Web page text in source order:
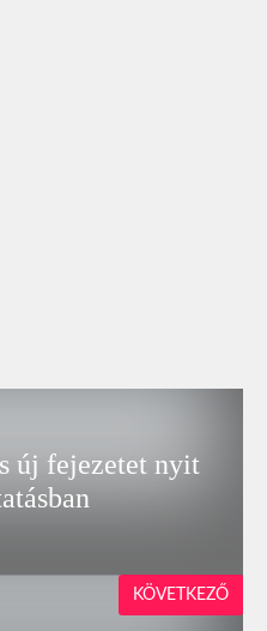
új fejezetet nyit
KÖVETKEZŐ